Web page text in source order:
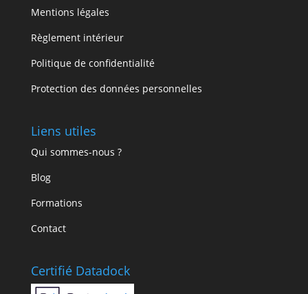
Mentions légales
Règlement intérieur
Politique de confidentialité
Protection des données personnelles
Liens utiles
Qui sommes-nous ?
Blog
Formations
Contact
Certifié Datadock